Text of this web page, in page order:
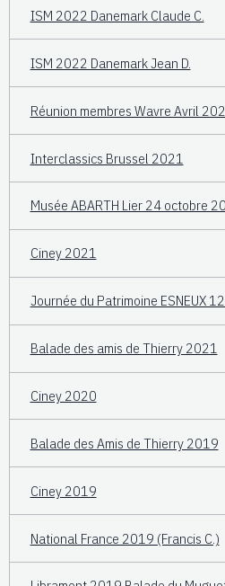
ISM 2022 Danemark Claude C.
ISM 2022 Danemark Jean D.
Réunion membres Wavre Avril
Interclassics Brussel 2021
Musée ABARTH Lier 24 octobre
Ciney 2021
Journée du Patrimoine ESNEUX
Balade des amis de Thierry 2021
Ciney 2020
Balade des Amis de Thierry 2019
Ciney 2019
National France 2019 (Francis C.)